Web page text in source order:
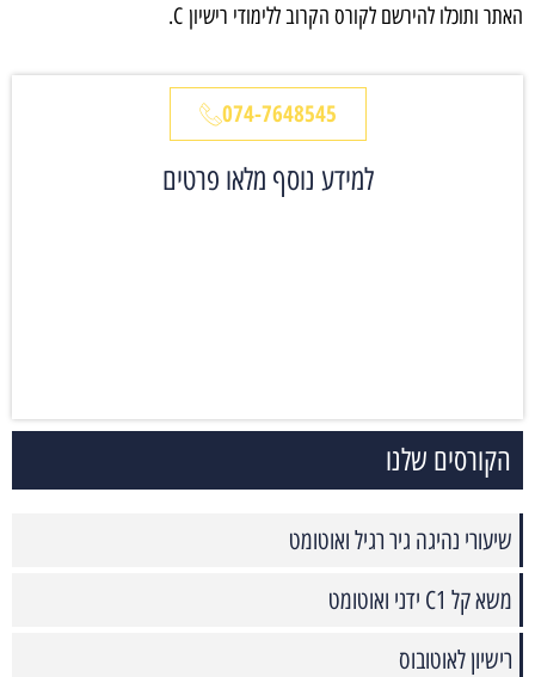
האתר ותוכלו להירשם לקורס הקרוב ללימודי רישיון C
.
074-7648545
למידע נוסף מלאו פרטים
הקורסים שלנו
שיעורי נהיגה גיר רגיל ואוטומט
משא קל C1 ידני ואוטומט
רישיון לאוטובוס